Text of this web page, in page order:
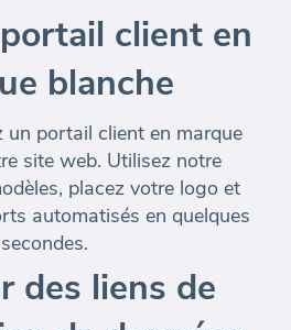
client en
blanche
un portail client en marque
site web. Utilisez notre
placez votre logo et
automatisés en quelques
secondes.
des liens de